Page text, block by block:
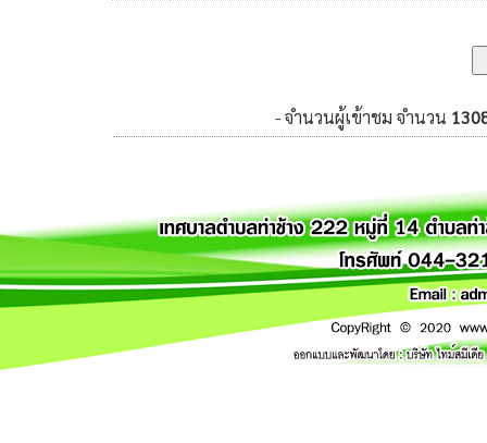
- จำนวนผู้เข้าชม จำนวน